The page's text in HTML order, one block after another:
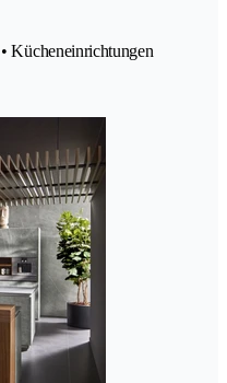
Kücheneinrichtungen